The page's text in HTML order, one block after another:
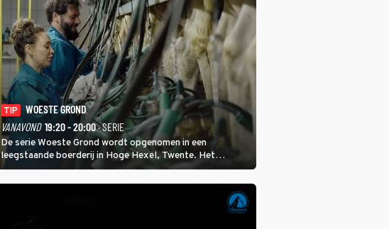
TIP
WOESTE GROND
VANAVOND 19:20 - 20:00· SERIE
De serie Woeste Grond wordt opgenomen in een
leegstaande boerderij in Hoge Hexel, Twente. Het
melkveebedrijf met 160 koeien moest sluiten, omdat het
dicht bij een Natura 2000-gebied ligt. In de serie heerst er